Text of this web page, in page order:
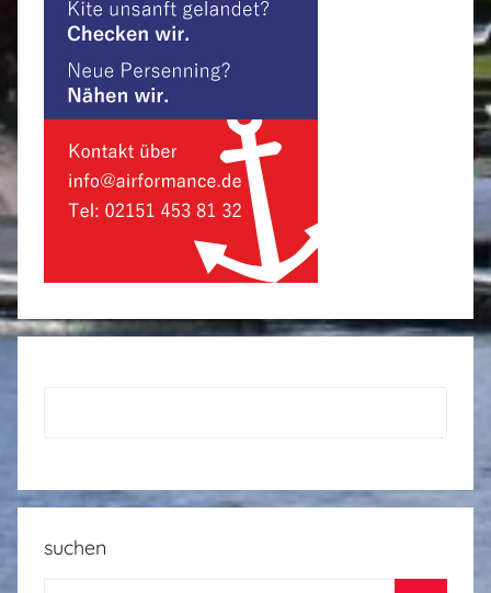
suchen